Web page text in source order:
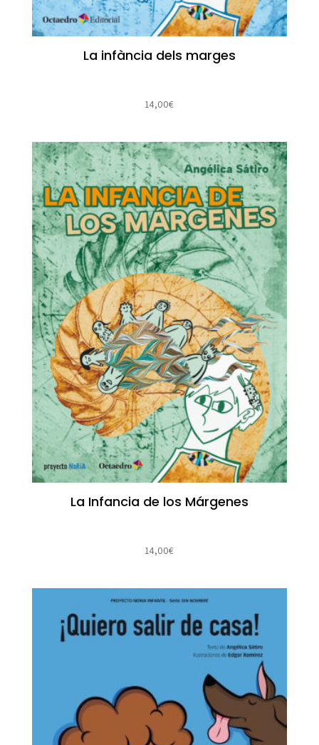
La infància dels marges
14,00€
La Infancia de los Márgenes
14,00€